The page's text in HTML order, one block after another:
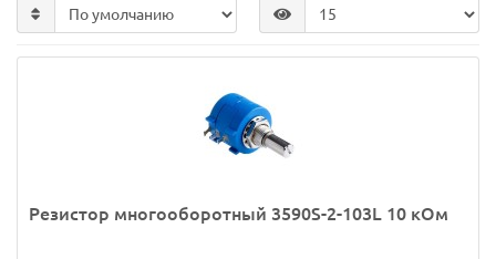
Резистор многооборотный 3590S-2-103L 10 кОм